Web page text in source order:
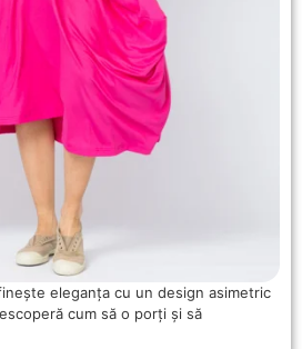
eleganța cu un design asimetric
cum să o porți și să